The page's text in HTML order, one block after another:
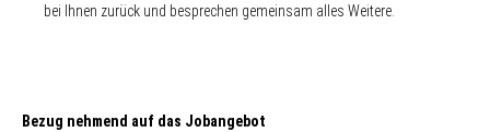
bei Ihnen zurück und besprechen gemeinsam alles Weitere.
Bezug nehmend auf das Jobangebot